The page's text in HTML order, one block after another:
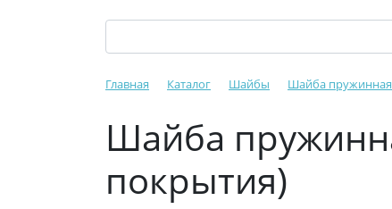
Главная Каталог Шайбы Шайба пружинная
Шайба
покрытия)